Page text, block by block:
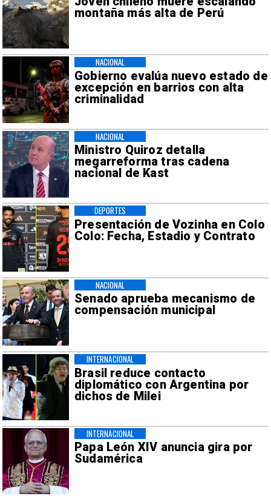
montaña más alta de Perú
Gobierno evalúa nuevo estado de
excepción en barrios con alta
criminalidad
NACIONAL
Ministro Quiroz detalla
megarreforma tras cadena
nacional de Kast
NACIONAL
Presentación de Vozinha en Colo
Colo: Fecha, Estadio y Contrato
DEPORTES
Senado aprueba mecanismo de
compensación municipal
NACIONAL
Brasil reduce contacto
diplomático con Argentina por
dichos de Milei
INTERNACIONAL
Papa León XIV anuncia gira por
Sudamérica
INTERNACIONAL